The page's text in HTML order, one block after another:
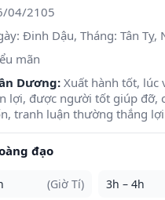
04/2105
Đinh Dậu, Tháng: Tân Tỵ,
mãn
Dương: Xuất hành tốt, lúc
lợi, được người tốt giúp đỡ,
tranh luận thường thắng lợi
đạo
(Giờ Tí) 3h – 4h